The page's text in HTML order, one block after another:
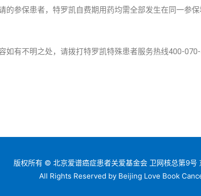
参保患者，特罗凯自费期用药均需全部发生在同一参保
有不明之处，请拨打特罗凯特殊患者服务热线400-070-
版权所有 © 北京爱谱癌症患者关爱基金会 卫网核总第9号
All Rights Reserved by Beijing Love Book